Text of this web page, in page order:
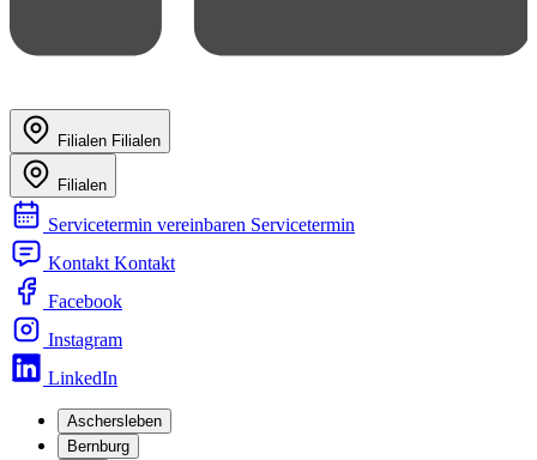
Filialen Filialen
Filialen
Servicetermin vereinbaren Servicetermin
Kontakt Kontakt
Facebook
Instagram
LinkedIn
Aschersleben
Bernburg